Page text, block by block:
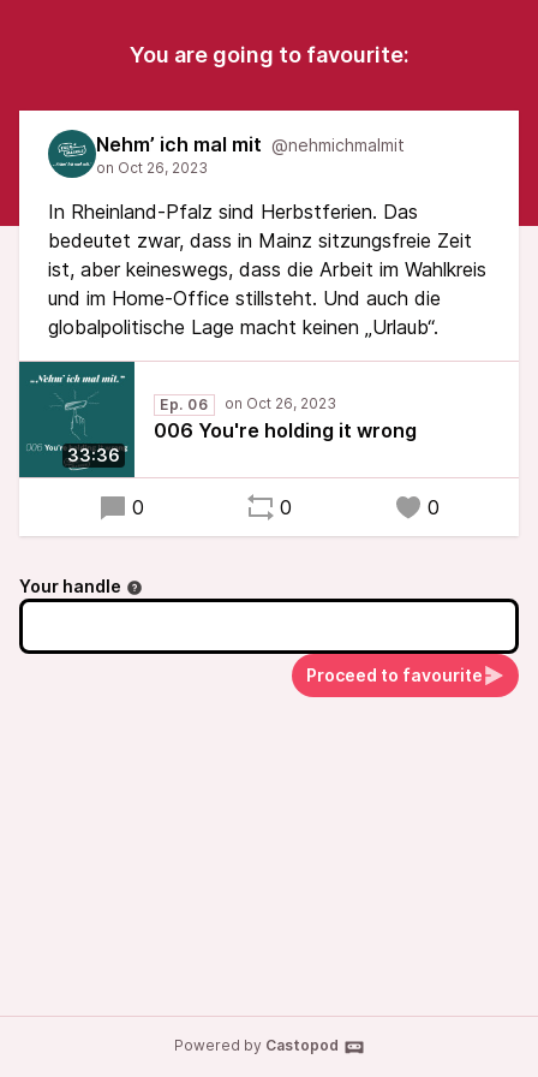
You are going to favourite:
Nehm’ ich mal mit @nehmichmalmit
In Rheinland-Pfalz sind Herbstferien. Das
bedeutet zwar, dass in Mainz sitzungsfreie Zeit
ist, aber keineswegs, dass die Arbeit im Wahlkreis
und im Home-Office stillsteht. Und auch die
globalpolitische Lage macht keinen „Urlaub“.
33:36
Ep. 06
006 You're holding it wrong
0 0 0
Your handle
Proceed to favourite
Powered by Castopod